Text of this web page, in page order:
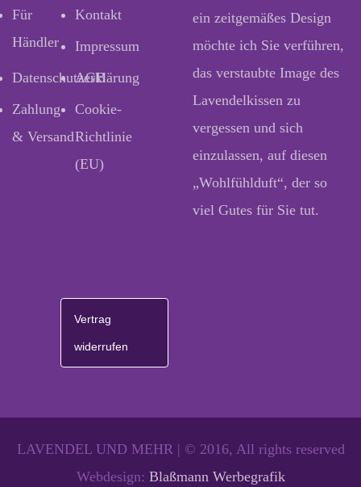
Für
Händler
Kontakt
Impressum
Datenschutzerklärung
AGB
Zahlung
& Versand
Cookie-
Richtlinie
(EU)
ein zeitgemäßes Design
möchte ich Sie verführen,
das verstaubte Image des
Lavendelkissen zu
vergessen und sich
einzulassen, auf diesen
„Wohlfühlduft“, der so
viel Gutes für Sie tut.
Vertrag
widerrufen
LAVENDEL UND MEHR | © 2016, All rights reserved
Webdesign: Blaßmann Werbegrafik